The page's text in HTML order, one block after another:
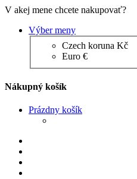
V akej mene chcete nakupovať?
Výber meny
Czech koruna Kč
Euro €
Nákupný košík
Prázdny košík